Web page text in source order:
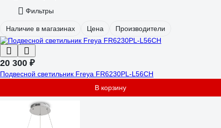
Фильтры
Наличие в магазинах Цена Производители
20 300 ₽
Подвесной светильник Freya FR6230PL-L56CH
В корзину